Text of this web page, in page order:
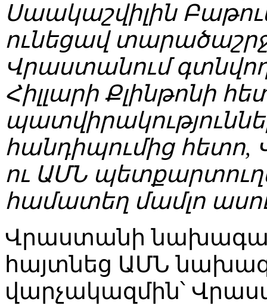
Սաակաշվիլին
ունեցավ
Վրաստանում
Հիլլարի Քլինթոնի
հանդիպումից
ու ԱՄՆ
համատեղ մամլո
Վրաստանի
հայտնեց ԱՄՆ
վարչակազմին՝